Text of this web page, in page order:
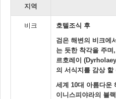
지역
비크
호텔조식 후
검은 해변의 비크에
는 듯한 착각을 주며
르호레이
의 서식지를 감상 할
세계 10대 아름다운
이니스피야라의 블